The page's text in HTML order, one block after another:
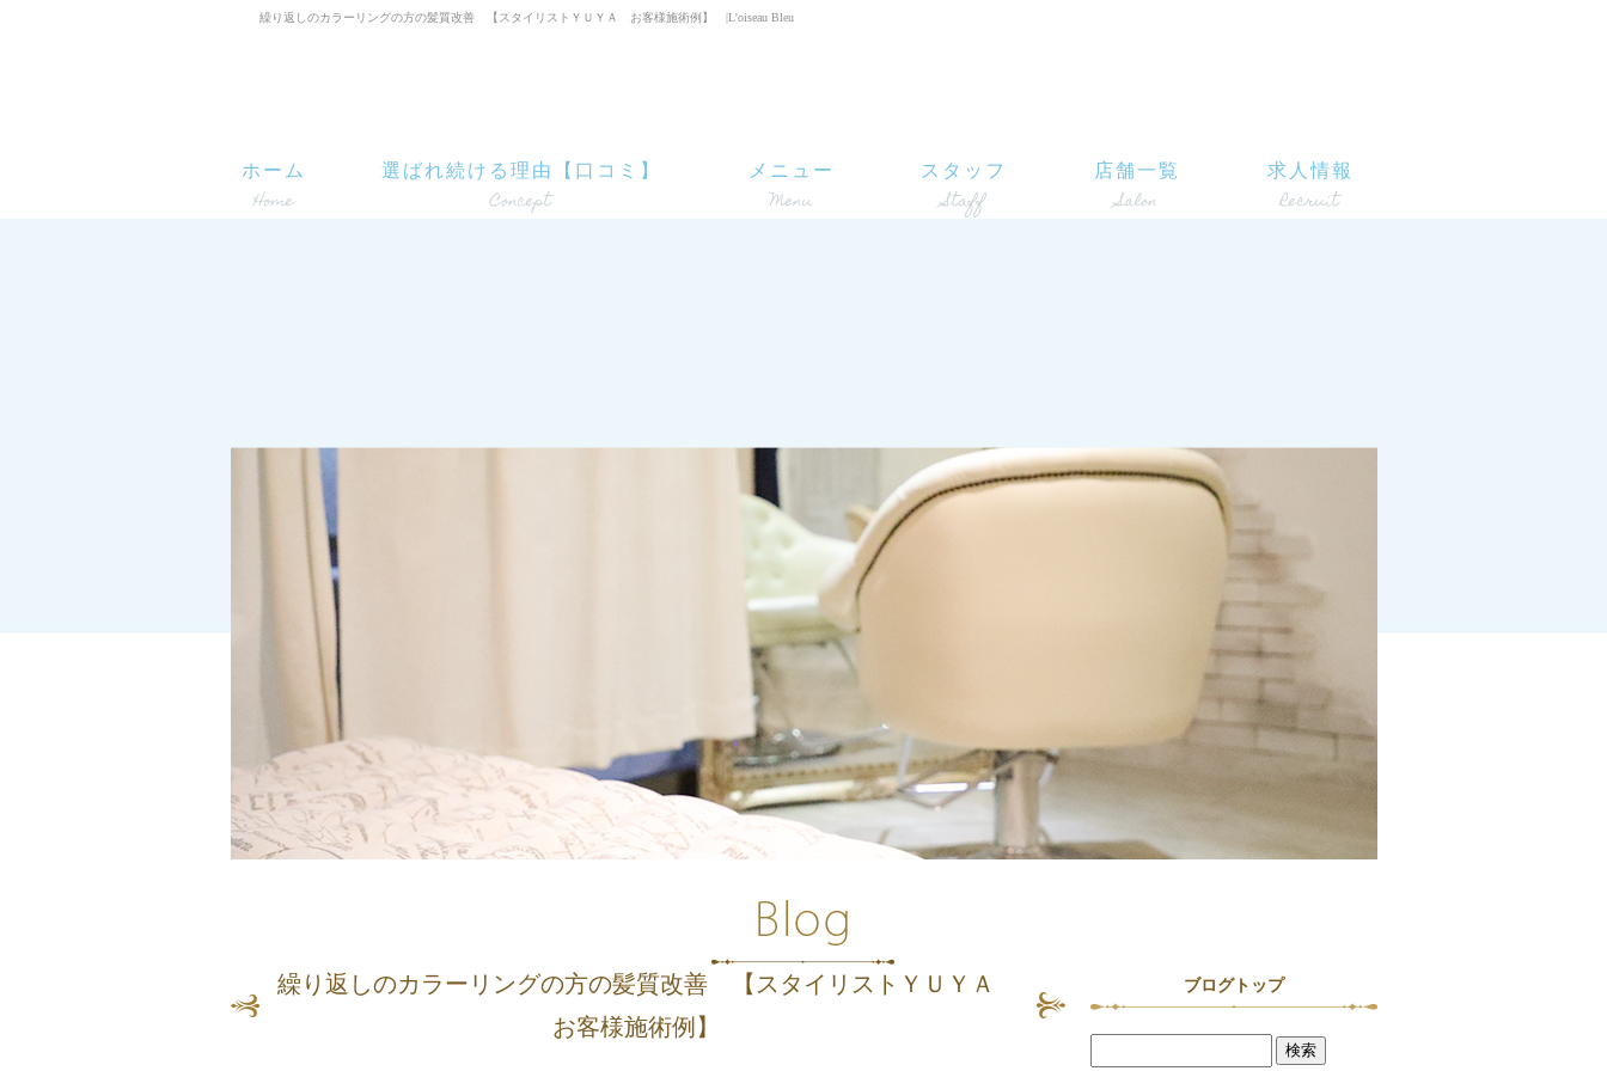
繰り返しのカラーリングの方の髪質改善 【スタイリストＹＵＹＡ お客様施術例】 |L'oiseau Bleu
ホーム 選ばれ続ける理由【口コミ】 メニュー スタッフ 店舗一覧 求人情報
繰り返しのカラーリングの方の髪質改善 【スタイリストＹＵＹＡ
お客様施術例】
ブログトップ